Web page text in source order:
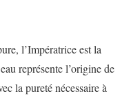
l’Impératrice est la
représente l’origine de
la pureté nécessaire à